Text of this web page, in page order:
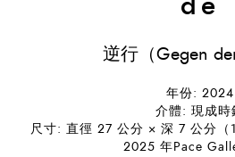
de
逆行（Gegen
年份: 2024
介體: 現成時
尺寸: 直徑 27 公分 × 深 7 公分
2025 年Pace